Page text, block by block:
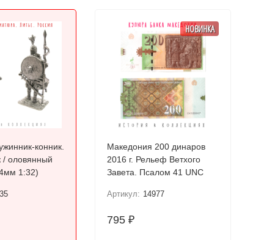
конник.
/ оловянный
1:32)
НОВИНКА
Македония 200 динаров
2016 г. Рельеф Ветхого
Завета. Псалом 41 UNC
Артикул: 14977
795₽